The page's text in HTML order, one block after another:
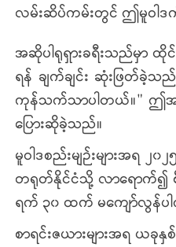
လမ်းဆိပ်ကမ်းတွင် ဤမူဝါဒ
အဆိုပါရုရှားခရီးသည်မှာ ထို
ရန် ချက်ချင်း ဆုံးဖြတ်
ကုန်သက်သာပါတယ်။" ဤအက
ပြေားဆိုခဲ့သည်။
မူဝါဒစည်းမျဉ်းများအ
တရုတ်နိုင်ငံသို့ လာရောက်၍ စီ
ရက် ၃၀ ထက် မကျော်လွန်ပ
စာရင်းဇယားများအရ ယ